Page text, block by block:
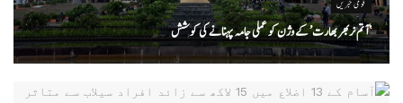
قومی خبریں
‘ آتم نربھر بھارت’ کے وژن کو عملی جامہ پہنانے کی کوشش